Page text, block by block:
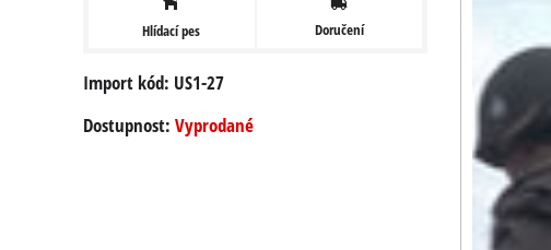
Hlídací pes Doručení
Import kód: US1-27
Dostupnost: Vyprodané